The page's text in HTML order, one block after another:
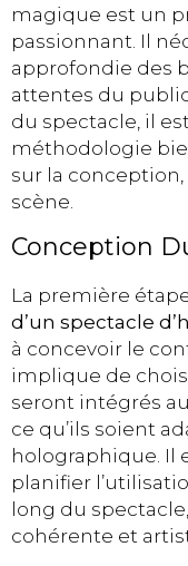
magique est un
passionnant. Il
approfondie des
attentes du
du spectacle, il
méthodologie
sur la
scène.
Conception
La première
d’un spectacle
à concevoir le
implique de
seront intégrés
ce qu’ils soient
holographique. Il
planifier
long du
cohérente et